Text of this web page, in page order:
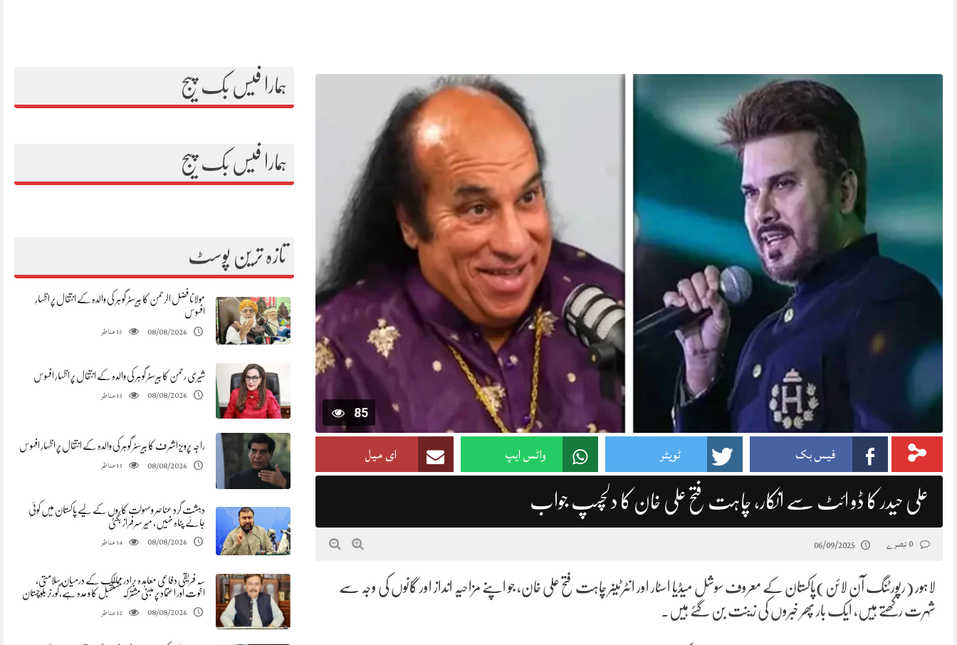
ہمارا فیس بک پیج
ہمارا فیس بک پیج
تازہ ترین پوسٹ
مولانا فضل الرحمن کا بیرسٹر گوہر کی والدہ کے انتقال پر اظہارِ
افسوس
08/08/2026
15مناظر
شیری رحمن کا بیرسٹر گوہر کی والدہ کے انتقال پر اظہارِ افسوس
08/08/2026
13مناظر
راجہ پرویز اشرف کا بیرسٹر گوہر کی والدہ کے انتقال پر اظہارِ افسوس
08/08/2026
13مناظر
دہشت گرد عناصر وسہولت کاروں کے لیے پاکستان میں کوئی
جائے پناہ نہیں، میر سرفراز بگٹی
08/08/2026
14مناظر
سہ فریقی دفاعی معاہد ہ برادر ممالک کے درمیان سلامتی،
اخوت اور اعتماد پر مبنی مشترکہ مستقبل کا وعدہ ہے،گورنر بلوچستان
08/08/2026
12مناظر
85
فیس بک ٹویٹر واٹس ایپ ای میل
علی حیدر کا ڈو ائٹ سے انکار، چاہت فتح علی خان کا دلچسپ جواب
06/09/2025
لاہور (رپورٹنگ آن لائن)پاکستان کے معروف سوشل میڈیا اسٹار اور انٹرٹینر چاہت فتح علی خان، جو اپنے مزاحیہ انداز اور گانوں کی وجہ سے
شہرت رکھتے ہیں، ایک بار پھر خبروں کی زینت بن گئے ہیں۔